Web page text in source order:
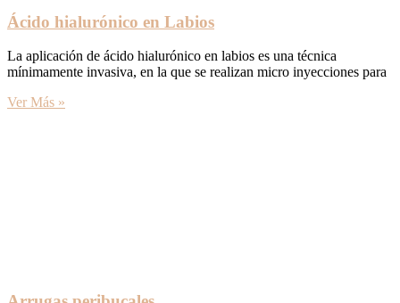
Ácido hialurónico en Labios
La aplicación de ácido hialurónico en labios es una técnica
mínimamente invasiva, en la que se realizan micro inyecciones para
Ver Más »